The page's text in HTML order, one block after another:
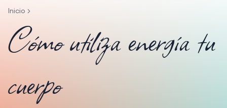
Inicio
Cómo utiliza energía tu
cuerpo